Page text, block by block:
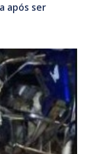
após ser